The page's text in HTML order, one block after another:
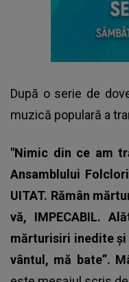
După o serie de
muzică populară a
"Nimic din ce am
Ansamblului
UITAT. Rămân
vă, IMPECABIL.
mărturisiri inedite și
vântul, mă bate”.